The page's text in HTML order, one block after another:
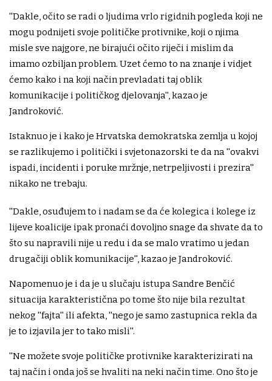
''Dakle, očito se radi o ljudima vrlo rigidnih pogleda koji ne
mogu podnijeti svoje političke protivnike, koji o njima
misle sve najgore, ne birajući očito riječi i mislim da
imamo ozbiljan problem. Uzet ćemo to na znanje i vidjet
ćemo kako i na koji način prevladati taj oblik
komunikacije i političkog djelovanja'', kazao je
Jandroković.
Istaknuo je i kako je Hrvatska demokratska zemlja u kojoj
se razlikujemo i politički i svjetonazorski te da na ''ovakvi
ispadi, incidenti i poruke mržnje, netrpeljivosti i prezira''
nikako ne trebaju.
''Dakle, osuđujem to i nadam se da će kolegica i kolege iz
lijeve koalicije ipak pronaći dovoljno snage da shvate da to
što su napravili nije u redu i da se malo vratimo u jedan
drugačiji oblik komunikacije'', kazao je Jandroković.
Napomenuo je i da je u slučaju istupa Sandre Benčić
situacija karakteristična po tome što nije bila rezultat
nekog ''fajta'' ili afekta, ''nego je samo zastupnica rekla da
je to izjavila jer to tako misli''.
''Ne možete svoje političke protivnike karakterizirati na
taj način i onda još se hvaliti na neki način time. Ono što je